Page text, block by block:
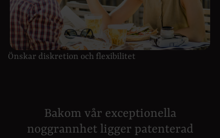
Önskar diskretion och flexibilitet
Bakom vår exceptionella
noggrannhet ligger patenterad